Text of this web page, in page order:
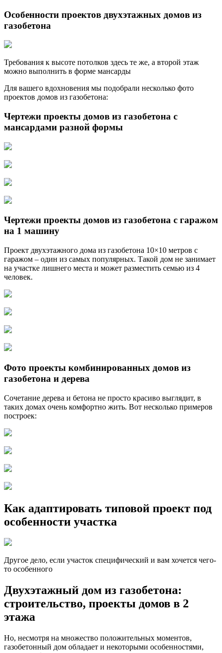
Особенности проектов двухэтажных домов из
газобетона
Требования к высоте потолков здесь те же, а второй этаж
можно выполнить в форме мансарды
Для вашего вдохновения мы подобрали несколько фото
проектов домов из газобетона:
Чертежи проекты домов из газобетона с
мансардами разной формы
Чертежи проекты домов из газобетона с гаражом
на 1 машину
Проект двухэтажного дома из газобетона 10×10 метров с
гаражом – один из самых популярных. Такой дом не занимает
на участке лишнего места и может разместить семью из 4
человек.
Фото проекты комбинированных домов из
газобетона и дерева
Сочетание дерева и бетона не просто красиво выглядит, в
таких домах очень комфортно жить. Вот несколько примеров
построек:
Как адаптировать типовой проект под
особенности участка
Другое дело, если участок специфический и вам хочется чего-
то особенного
Двухэтажный дом из газобетона:
строительство, проекты домов в 2
этажа
Но, несмотря на множество положительных моментов,
газобетонный дом обладает и некоторыми особенностями,